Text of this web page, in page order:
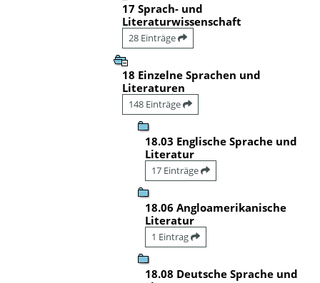
17 Sprach- und
Literaturwissenschaft
28 Einträge
18 Einzelne Sprachen und
Literaturen
148 Einträge
18.03 Englische Sprache und
Literatur
17 Einträge
18.06 Angloamerikanische
Literatur
1 Eintrag
18.08 Deutsche Sprache und